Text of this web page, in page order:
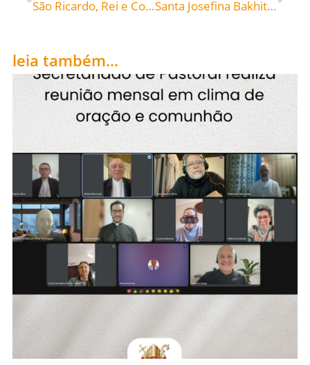
São Ricardo, Rei e Confessor + (Luca, Itália, 722), celebrado hoje, 07, roga por todos nós!
Santa Josefina Bakhita (1869-1947), primeira santa africana, celebrada hoje, 08, roga por todos nós!
leia também...